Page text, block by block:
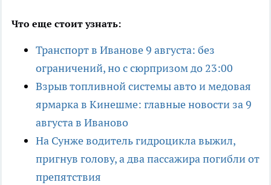
Что еще стоит узнать:
Транспорт в Иванове 9 августа: без
ограничений, но с сюрпризом до 23:00
Взрыв топливной системы авто и медовая
ярмарка в Кинешме: главные новости за 9
августа в Иваново
На Сунже водитель гидроцикла выжил,
пригнув голову, а два пассажира погибли от
препятствия